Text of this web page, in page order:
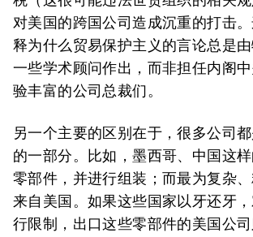
对美国的跨国公司造成沉重的打击
释为什么贸易保护主义的言论总是
一些学术顾问作出，而非担任内阁
验丰富的公司总裁们。
另一个主要的区别在于，很多公司
的一部分。比如，墨西哥、中国这
零部件，并进行组装；而最为复杂
来自美国。如果这些国家以牙还牙
行限制，出口这些零部件的美国公